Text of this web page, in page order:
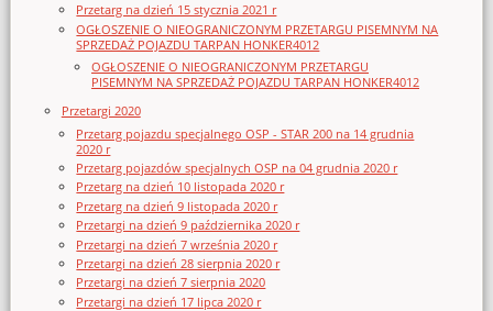
Przetarg na dzień 15 stycznia 2021 r
OGŁOSZENIE O NIEOGRANICZONYM PRZETARGU PISEMNYM NA
SPRZEDAŻ POJAZDU TARPAN HONKER4012
OGŁOSZENIE O NIEOGRANICZONYM PRZETARGU
PISEMNYM NA SPRZEDAŻ POJAZDU TARPAN HONKER4012
Przetargi 2020
Przetarg pojazdu specjalnego OSP - STAR 200 na 14 grudnia
2020 r
Przetarg pojazdów specjalnych OSP na 04 grudnia 2020 r
Przetarg na dzień 10 listopada 2020 r
Przetarg na dzień 9 listopada 2020 r
Przetargi na dzień 9 października 2020 r
Przetargi na dzień 7 września 2020 r
Przetargi na dzień 28 sierpnia 2020 r
Przetargi na dzień 7 sierpnia 2020
Przetargi na dzień 17 lipca 2020 r